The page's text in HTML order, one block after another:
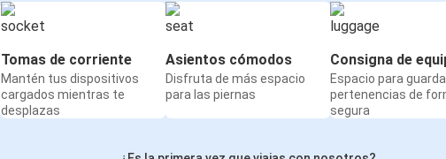
Tomas de corriente
Mantén tus dispositivos
cargados mientras te
desplazas
Asientos cómodos
Disfruta de más espacio
para las piernas
Consigna de
Espacio para
pertenencias de
segura